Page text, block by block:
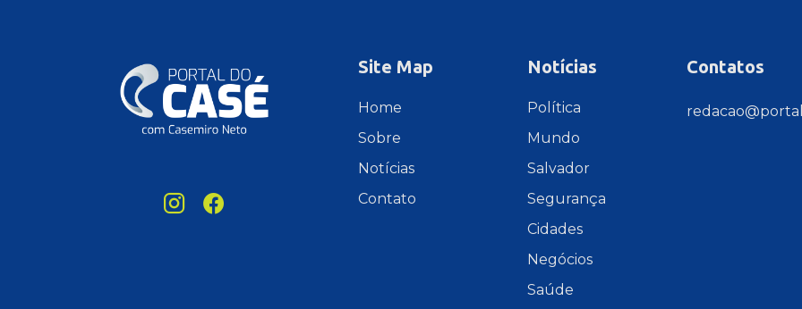
Site Map
Home
Sobre
Notícias
Contato
Notícias
Política
Mundo
Salvador
Segurança
Cidades
Negócios
Saúde
Contatos